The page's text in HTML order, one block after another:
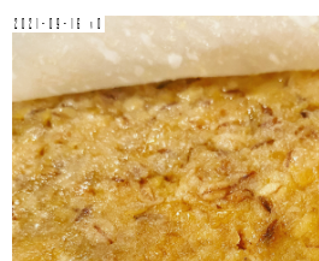
2021-09-16 v0